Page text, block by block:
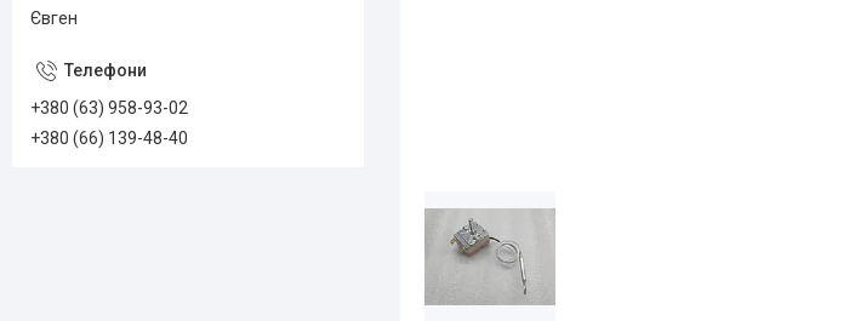
Євген
+380 (63) 958-93-02
+380 (66) 139-48-40